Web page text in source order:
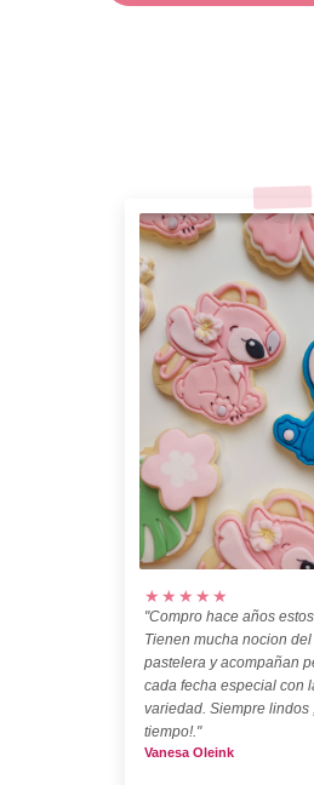
★★★★★
"Compro hace años
Tienen mucha nocion
pastelera y acompañan
cada fecha especial con
variedad. Siempre lindos
tiempo!."
Vanesa Oleink